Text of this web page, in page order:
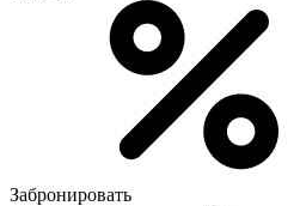
Забронировать